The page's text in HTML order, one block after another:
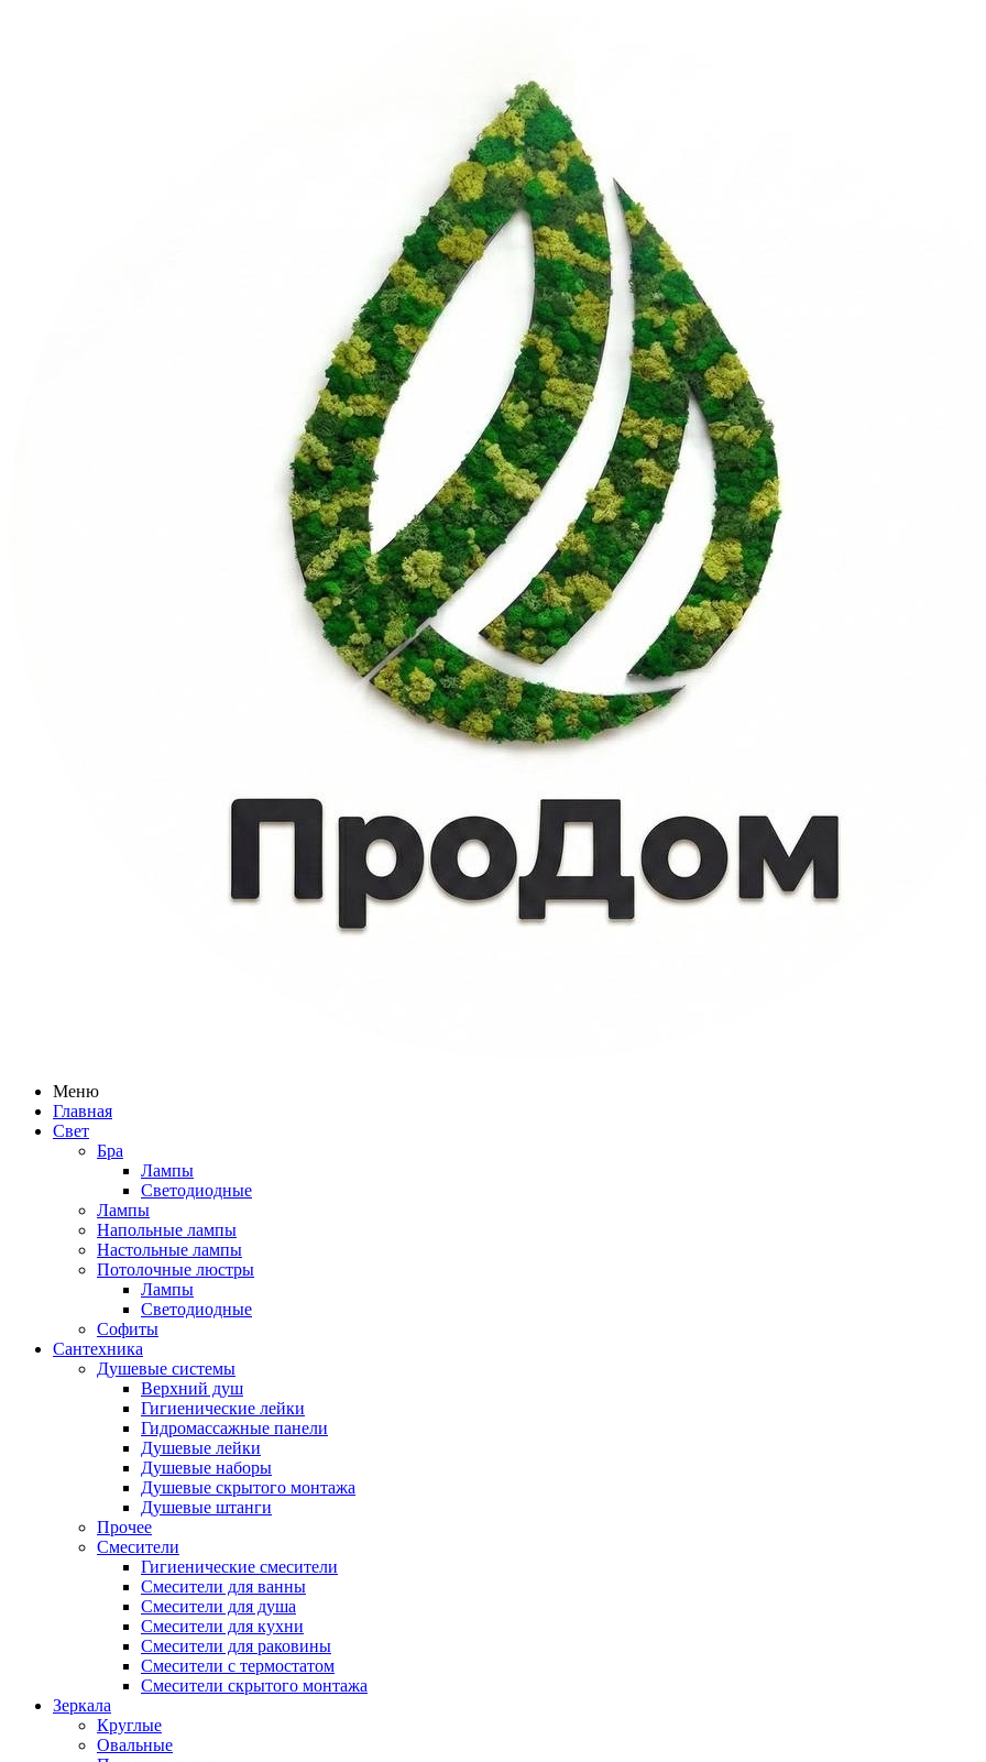
Меню
Главная
Свет
Бра
Лампы
Светодиодные
Лампы
Напольные лампы
Настольные лампы
Потолочные люстры
Лампы
Светодиодные
Софиты
Сантехника
Душевые системы
Верхний душ
Гигиенические лейки
Гидромассажные панели
Душевые лейки
Душевые наборы
Душевые скрытого монтажа
Душевые штанги
Прочее
Смесители
Гигиенические смесители
Смесители для ванны
Смесители для душа
Смесители для кухни
Смесители для раковины
Смесители с термостатом
Смесители скрытого монтажа
Зеркала
Круглые
Овальные